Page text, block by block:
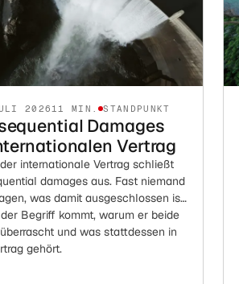
202611 MIN. STANDPUNKT
Damages
Vertrag
internationale Vertrag schließt
damages aus. Fast niemand
was damit ausgeschlossen ist.
Begriff kommt, warum er beide
und was stattdessen in
gehört.